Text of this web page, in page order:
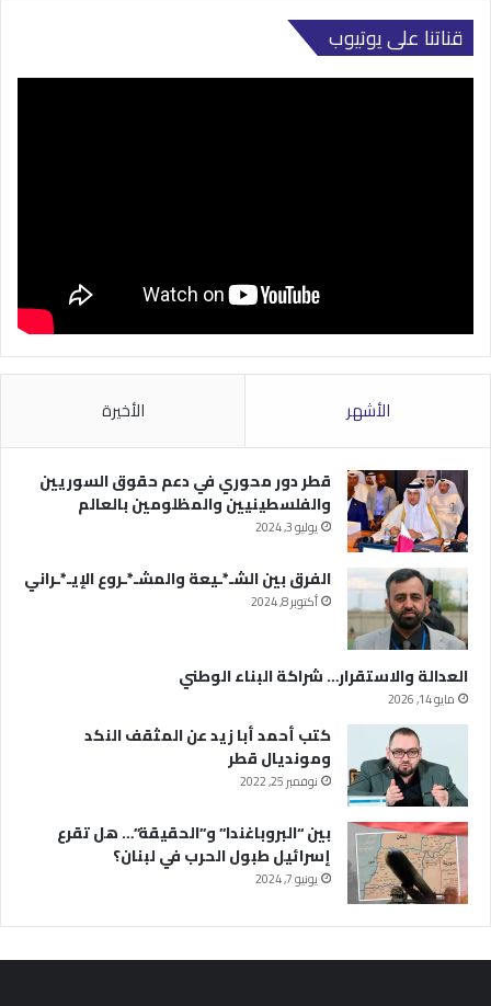
قناتنا على يوتيوب
الأشهر الأخيرة
قطر دور محوري في دعم حقوق السوريين
والفلسطينيين والمظلومين بالعالم
يوليو 3, 2024
الفرق بين الشـ*ـيعة والمشـ*ـروع الإيـ*ـراني
أكتوبر 8, 2024
العدالة والاستقرار… شراكة البناء الوطني
مايو 14, 2026
كتب أحمد أبا زيد عن المثقف النكد
ومونديال قطر
نوفمبر 25, 2022
بين “البروباغندا” و”الحقيقة”… هل تقرع
إسرائيل طبول الحرب في لبنان؟
يونيو 7, 2024